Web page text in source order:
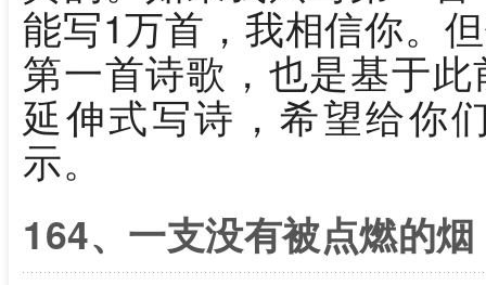
能写1万首，我相信你。
第一首诗歌，也是基于
延伸式写诗，希望给你
示。
164、一支没有被点燃的烟